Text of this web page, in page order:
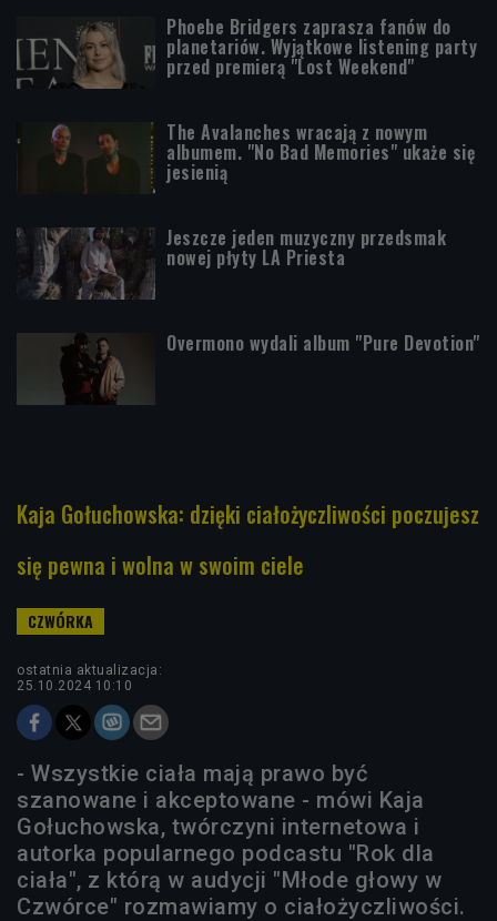
Phoebe Bridgers zaprasza fanów do
planetariów. Wyjątkowe listening party
przed premierą "Lost Weekend"
The Avalanches wracają z nowym
albumem. "No Bad Memories" ukaże się
jesienią
Jeszcze jeden muzyczny przedsmak
nowej płyty LA Priesta
Overmono wydali album "Pure Devotion"
Kaja Gołuchowska: dzięki ciałożyczliwości poczujesz
się pewna i wolna w swoim ciele
ostatnia aktualizacja:
25.10.2024 10:10
- Wszystkie ciała mają prawo być
szanowane i akceptowane - mówi Kaja
Gołuchowska, twórczyni internetowa i
autorka popularnego podcastu "Rok dla
ciała", z którą w audycji "Młode głowy w
Czwórce" rozmawiamy o ciałożyczliwości.